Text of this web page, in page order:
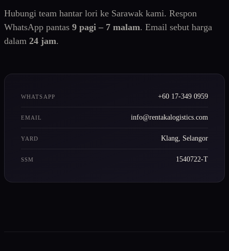
Hubungi team hantar lori ke Sarawak kami. Respon
WhatsApp pantas 9 pagi – 7 malam. Email sebut harga
dalam 24 jam.
WHATSAPP +60 17-349 0959
EMAIL info@rentakalogistics.com
YARD Klang, Selangor
SSM 1540722-T